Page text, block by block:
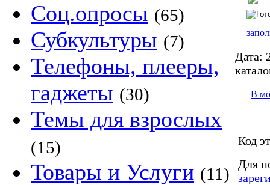
Соц.опросы (65)
Субкультуры (7)
Телефоны, плееры,
гаджеты (30)
Темы для взрослых
(15)
Товары и Услуги (11)
Дата:
В
Код
Для